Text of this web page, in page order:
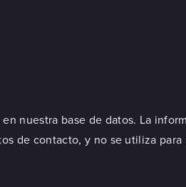
nuestra base de datos. La
de contacto, y no se utiliza